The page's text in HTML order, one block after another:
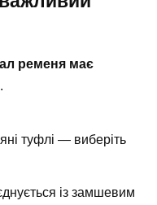
ременя має
.
туфлі — виберіть
із замшевим